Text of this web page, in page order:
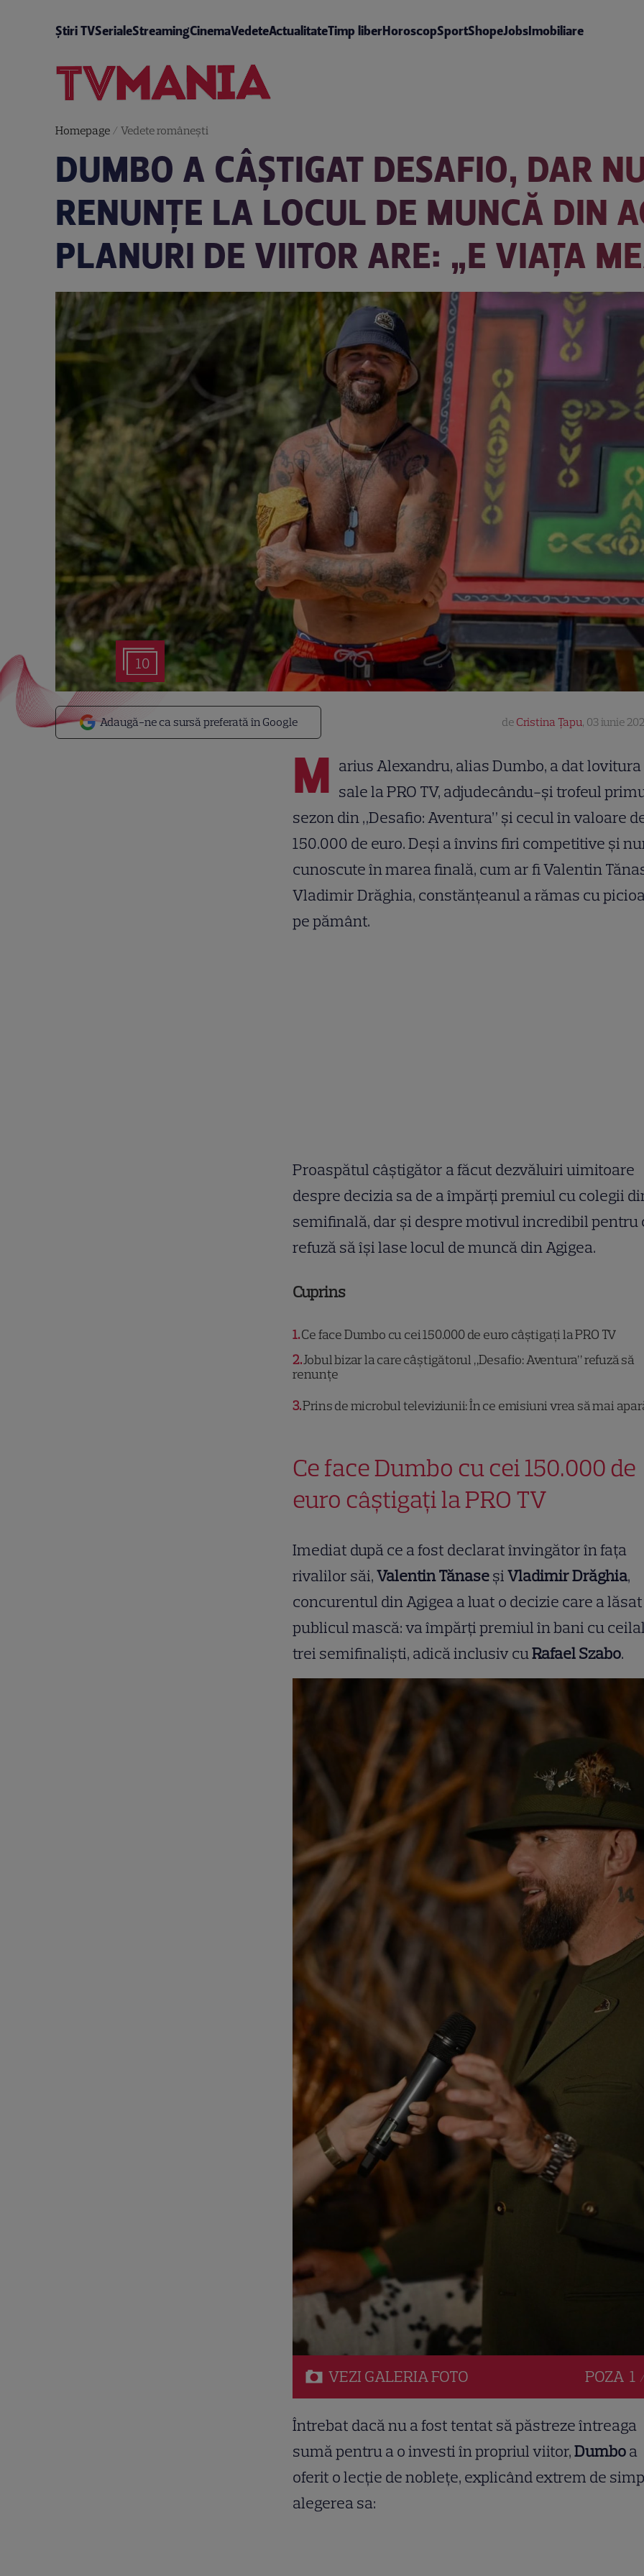
Știri TVSerialeStreamingCinemaVedeteActualitateTimp liberHoroscopSportShopeJobsImobiliare
Homepage/ Vedete româneşti
DUMBO A CÂȘTIGAT DESAFIO, DAR
RENUNȚE LA LOCUL DE MUNCĂ DIN
PLANURI DE VIITOR ARE: „E VIAȚA
10
Adaugă-ne ca sursă preferată în Google de Cristina Țapu, 03 iunie
M arius Alexandru, alias Dumbo, a dat
sale la PRO TV, adjudecându-și trofeul
sezon din „Desafio: Aventura” și cecul în valoare
150.000 de euro. Deși a învins firi competitive și
cunoscute în marea finală, cum ar fi Valentin
Vladimir Drăghia, constănțeanul a rămas cu
pe pământ.
Proaspătul câștigător a făcut dezvăluiri uimitoare
despre decizia sa de a împărți premiul cu colegii
semifinală, dar și despre motivul incredibil pentru
refuză să își lase locul de muncă din Agigea.
Cuprins
1Ce face Dumbo cu cei 150.000 de euro câștigați la PRO TV
2Jobul bizar la care câștigătorul „Desafio: Aventura” refuză să
renunțe
3Prins de microbul televiziunii: În ce emisiuni vrea să mai
Ce face Dumbo cu cei 150.000 de
euro câștigați la PRO TV
Imediat după ce a fost declarat învingător în fața
rivalilor săi,Valentin TănaseșiVladimir Drăghia,
concurentul din Agigea a luat o decizie care a lăsat
publicul mască: va împărți premiul în bani cu
trei semifinaliști, adică inclusiv cuRafael Szabo.
VEZI GALERIAFOTO POZA 1
Întrebat dacă nu a fost tentat să păstreze întreaga
sumă pentru a o investi în propriul viitor,Dumboa
oferit o lecție de noblețe, explicând extrem de
alegerea sa: